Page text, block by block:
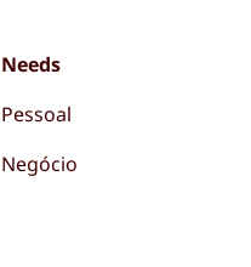
Needs
Pessoal
Negócio